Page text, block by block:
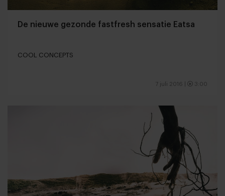
De nieuwe gezonde fastfresh sensatie Eatsa
COOL CONCEPTS
7 juli 2016 3:00